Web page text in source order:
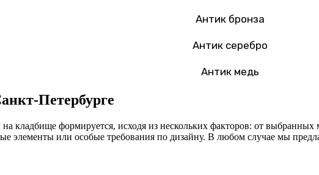
Антик бронза
Антик серебро
Антик медь
Петербурге
кладбище формируется, исходя из нескольких факторов: от
элементы или особые требования по дизайну. В любом случае мы